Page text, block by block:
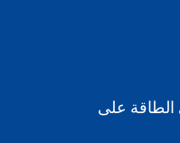
الطاقة على
https://